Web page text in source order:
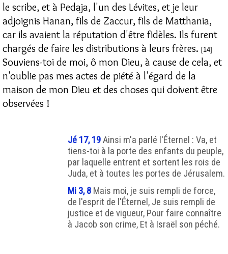
le scribe, et à Pedaja, l'un des Lévites, et je leur
adjoignis Hanan, fils de Zaccur, fils de Matthania,
car ils avaient la réputation d'être fidèles. Ils furent
chargés de faire les distributions à leurs frères. [14]
Souviens-toi de moi, ô mon Dieu, à cause de cela, et
n'oublie pas mes actes de piété à l'égard de la
maison de mon Dieu et des choses qui doivent être
observées !
Jé 17, 19Ainsi m'a parlé l'Éternel : Va, et
tiens-toi à la porte des enfants du peuple,
par laquelle entrent et sortent les rois de
Juda, et à toutes les portes de Jérusalem.
Mi 3, 8 Mais moi, je suis rempli de force,
de l'esprit de l'Éternel, Je suis rempli de
justice et de vigueur, Pour faire connaître
à Jacob son crime, Et à Israël son péché.